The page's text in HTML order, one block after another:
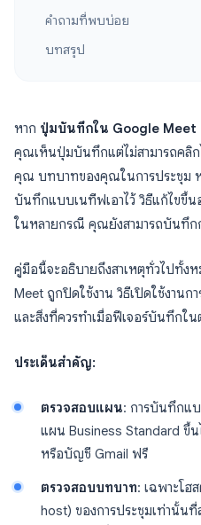
คำถามที่พบบ่อย
บทสรุป
หาก ปุ่มบันทึกใน Google Meet
คุณเห็นปุ่มบันทึกแต่ไม่สามารถคลิ
คุณ บทบาทของคุณในการประชุม ห
บันทึกแบบเนทีฟเอาไว้ วิธีแก้ไขขึ้น
ในหลายกรณี คุณยังสามารถบันทึก
คู่มือนี้จะอธิบายถึงสาเหตุทั่วไปทั้
Meet ถูกปิดใช้งาน วิธีเปิดใช้งาน
และสิ่งที่ควรทำเมื่อฟีเจอร์บันทึกใน
ประเด็นสำคัญ:
ตรวจสอบแผน: การบันทึกแ
แผน Business Standard ขึ้
หรือบัญชี Gmail ฟรี
ตรวจสอบบทบาท: เฉพาะโฮ
host) ของการประชุมเท่านั้น